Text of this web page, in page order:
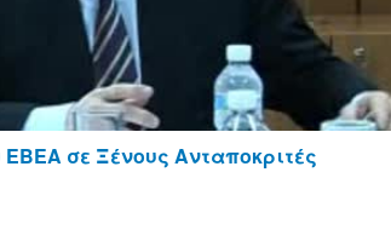
σε Ξένους Ανταποκριτές